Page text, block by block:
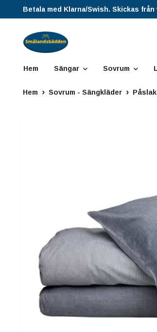
Betala med Klarna/Swish. Skickas
Hem Sängar Sovrum
Hem Sovrum - Sängkläder